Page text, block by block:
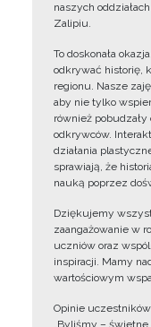
naszych
Zalipiu.
To doskonała
odkrywać historię,
regionu. Nasze
aby nie tylko
również
odkrywców.
działania
sprawiają, że
nauką poprzez
Dziękujemy
zaangażowanie w
uczniów oraz
inspiracji. Mamy
wartościowym
Opinie
„Byliśmy –